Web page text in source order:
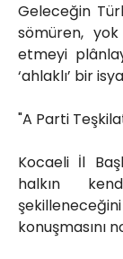
Geleceğin
sömüren,
etmeyi
‘ahlaklı’ bir
"A Parti
Kocaeli İl
halkın
konuşmasını